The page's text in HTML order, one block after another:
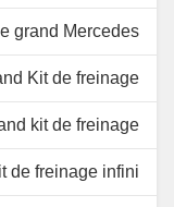
grand Mercedes
Kit de freinage
kit de freinage
de freinage infini